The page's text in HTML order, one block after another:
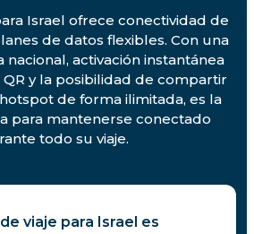
Israel ofrece conectividad de
de datos flexibles. Con una
activación instantánea
y la posibilidad de compartir
de forma ilimitada, es la
para mantenerse conectado
todo su viaje.
de viaje para Israel es